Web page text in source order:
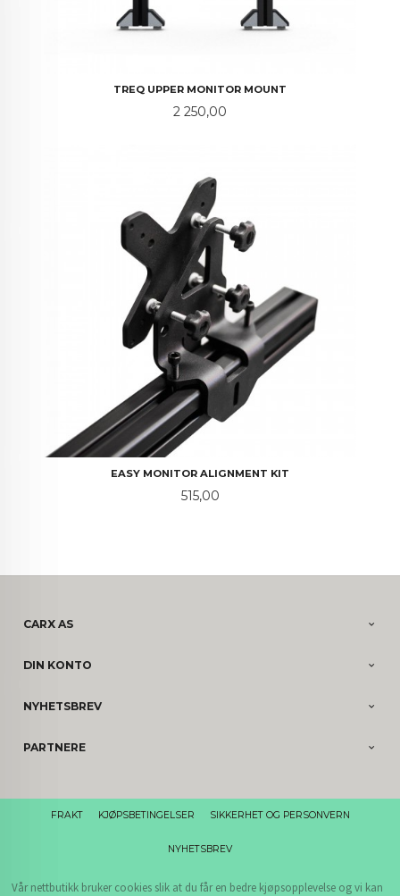
TREQ UPPER MONITOR MOUNT
Pris
2 250,00
EASY MONITOR ALIGNMENT KIT
Pris
515,00
CARX AS
DIN KONTO
NYHETSBREV
PARTNERE
FRAKT KJØPSBETINGELSER SIKKERHET OG PERSONVERN
NYHETSBREV
Vår nettbutikk bruker cookies slik at du får en bedre kjøpsopplevelse og vi kan